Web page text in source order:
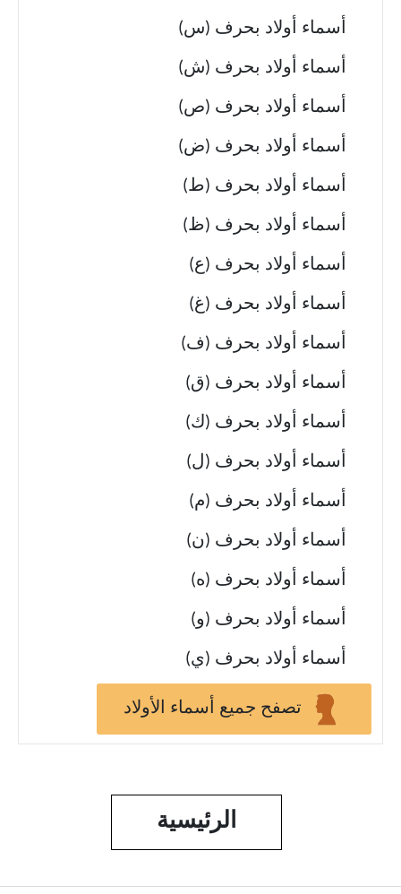
أسماء أولاد بحرف (س)
أسماء أولاد بحرف (ش)
أسماء أولاد بحرف (ص)
أسماء أولاد بحرف (ض)
أسماء أولاد بحرف (ط)
أسماء أولاد بحرف (ظ)
أسماء أولاد بحرف (ع)
أسماء أولاد بحرف (غ)
أسماء أولاد بحرف (ف)
أسماء أولاد بحرف (ق)
أسماء أولاد بحرف (ك)
أسماء أولاد بحرف (ل)
أسماء أولاد بحرف (م)
أسماء أولاد بحرف (ن)
أسماء أولاد بحرف (ه)
أسماء أولاد بحرف (و)
أسماء أولاد بحرف (ي)
تصفح جميع أسماء الأولاد
الرئيسية